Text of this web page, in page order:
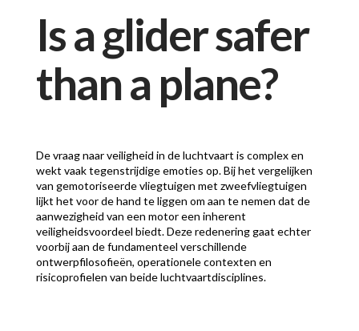
Is a glider safer
than a plane?
De vraag naar veiligheid in de luchtvaart is complex en
wekt vaak tegenstrijdige emoties op. Bij het vergelijken
van gemotoriseerde vliegtuigen met zweefvliegtuigen
lijkt het voor de hand te liggen om aan te nemen dat de
aanwezigheid van een motor een inherent
veiligheidsvoordeel biedt. Deze redenering gaat echter
voorbij aan de fundamenteel verschillende
ontwerpfilosofieën, operationele contexten en
risicoprofielen van beide luchtvaartdisciplines.